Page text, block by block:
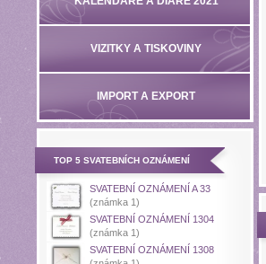
VIZITKY A TISKOVINY
IMPORT A EXPORT
TOP 5 SVATEBNÍCH OZNÁMENÍ
SVATEBNÍ OZNÁMENÍ A 33
(známka 1)
SVATEBNÍ OZNÁMENÍ 1304
(známka 1)
SVATEBNÍ OZNÁMENÍ 1308